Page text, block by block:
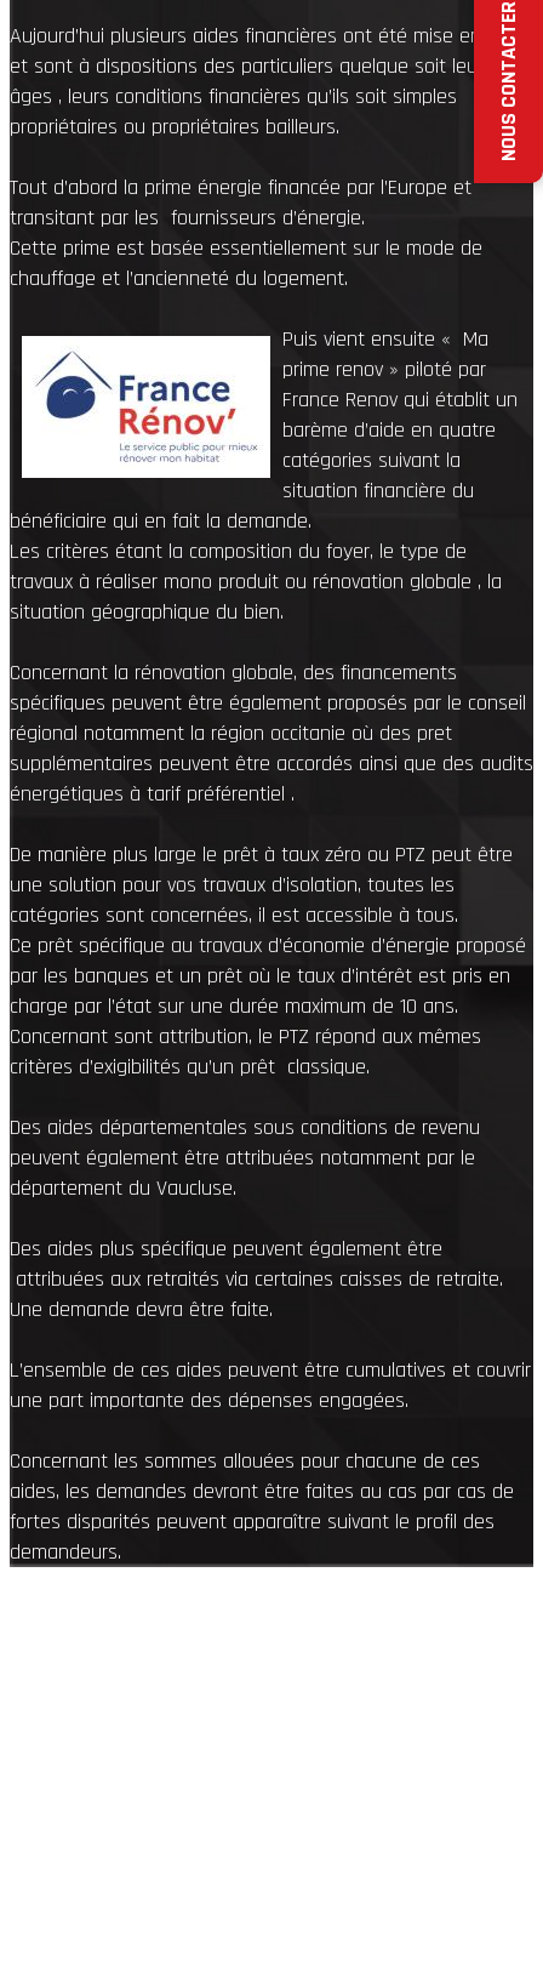
NOUS CONTACTER
Aujourd’hui plusieurs aides financières ont été mise en place
et sont à dispositions des particuliers quelque soit leurs
âges , leurs conditions financières qu’ils soit simples
propriétaires ou propriétaires bailleurs.
Tout d’abord la prime énergie financée par l’Europe et
transitant par les fournisseurs d’énergie.
Cette prime est basée essentiellement sur le mode de
chauffage et l’ancienneté du logement.
Puis vient ensuite « Ma
prime renov » piloté par
France Renov qui établit un
barème d’aide en quatre
catégories suivant la
situation financière du
bénéficiaire qui en fait la demande.
Les critères étant la composition du foyer, le type de
travaux à réaliser mono produit ou rénovation globale , la
situation géographique du bien.
Concernant la rénovation globale, des financements
spécifiques peuvent être également proposés par le conseil
régional notamment la région occitanie où des pret
supplémentaires peuvent être accordés ainsi que des audits
énergétiques à tarif préférentiel .
De manière plus large le prêt à taux zéro ou PTZ peut être
une solution pour vos travaux d’isolation, toutes les
catégories sont concernées, il est accessible à tous.
Ce prêt spécifique au travaux d’économie d’énergie proposé
par les banques et un prêt où le taux d’intérêt est pris en
charge par l’état sur une durée maximum de 10 ans.
Concernant sont attribution, le PTZ répond aux mêmes
critères d’exigibilités qu’un prêt classique.
Des aides départementales sous conditions de revenu
peuvent également être attribuées notamment par le
département du Vaucluse.
Des aides plus spécifique peuvent également être
attribuées aux retraités via certaines caisses de retraite.
Une demande devra être faite.
L’ensemble de ces aides peuvent être cumulatives et couvrir
une part importante des dépenses engagées.
Concernant les sommes allouées pour chacune de ces
aides, les demandes devront être faites au cas par cas de
fortes disparités peuvent apparaître suivant le profil des
demandeurs.